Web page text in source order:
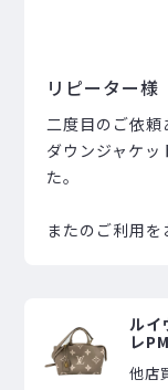
リピーター様
二度目のご依頼
ダウンジャケ
た。
またのご利用を
ル
レ
他店